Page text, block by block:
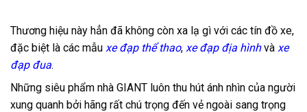
Thương hiệu này hẳn đã không còn xa lạ gì với các tín đồ xe,
đặc biệt là các mẫu xe đạp thể thao, xe đạp địa hìnhvà xe
đạp đua.
Những siêu phẩm nhà GIANT luôn thu hút ánh nhìn của người
xung quanh bởi hãng rất chú trọng đến vẻ ngoài sang trọng